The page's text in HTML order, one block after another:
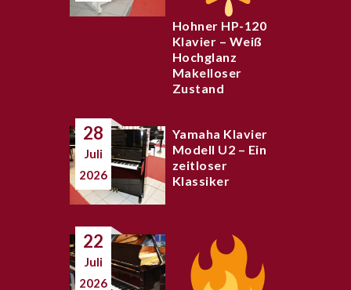
Hohner HP-120
Klavier – Weiß
Hochglanz
Makelloser
Zustand
28
Juli
2026
Yamaha Klavier
Modell U2 – Ein
zeitloser
Klassiker
22
Juli
2026